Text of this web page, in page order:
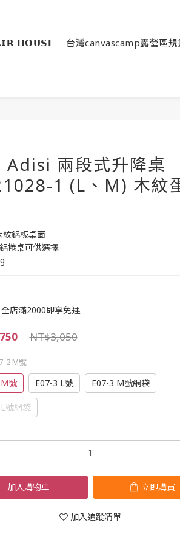
𝗛𝗢𝗨𝗦𝗘 台灣canvascamp露營區規
Adisi 兩段式升降桌
1 (L、M) 木紋
紋鋁板桌面
捲桌可供選擇
店滿2000即享免運
NT$3,050
2 M號
號 E07-3 L號 E07-3 M號網袋
號網袋
加入購物車 立即購買
加入追蹤清單